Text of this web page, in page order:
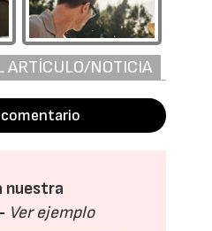
ARTÍCULO/NOTICIA
comentario
nuestra
Ver ejemplo